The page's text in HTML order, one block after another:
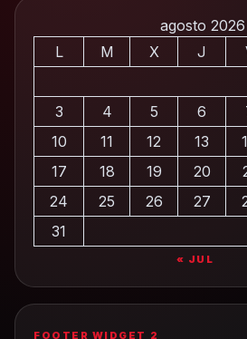
agosto 2026
L
M X J
3
4 5 6
10
11 12 13
17
18 19 20
24
25 26 27
31
« JUL
FOOTER WIDGET 2